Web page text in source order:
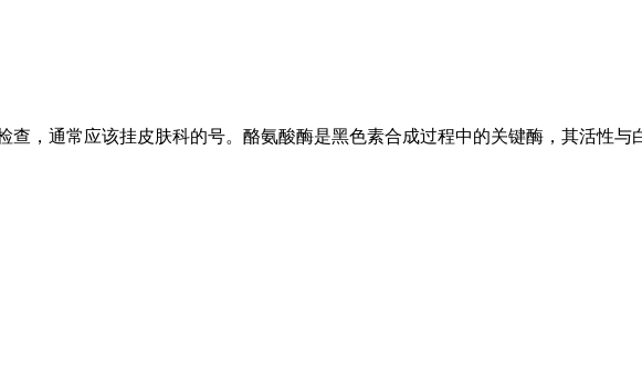
，通常应该挂皮肤科的号。酪氨酸酶是黑色素合成过程中的关键酶，其活性与